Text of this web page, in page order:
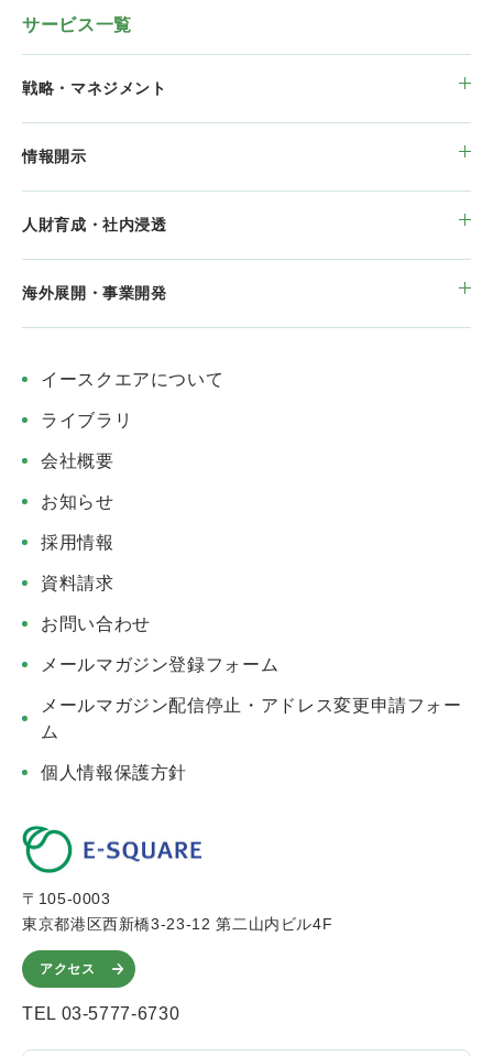
サービス一覧
戦略・マネジメント
情報開示
人財育成・社内浸透
海外展開・事業開発
イースクエアについて
ライブラリ
会社概要
お知らせ
採用情報
資料請求
お問い合わせ
メールマガジン登録フォーム
メールマガジン配信停止・アドレス変更申請フォー
ム
個人情報保護方針
〒105-0003
東京都港区西新橋3-23-12 第二山内ビル4F
アクセス
TEL 03-5777-6730